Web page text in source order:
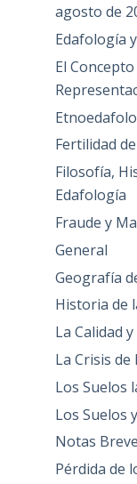
agosto de
Edafología
El
Fertilidad
Filosofía,
Edafología
Fraude y
General
Geografía
Historia de
La Calidad
La Crisis
Los Suelos
Los Suelos
Notas
Pérdida de